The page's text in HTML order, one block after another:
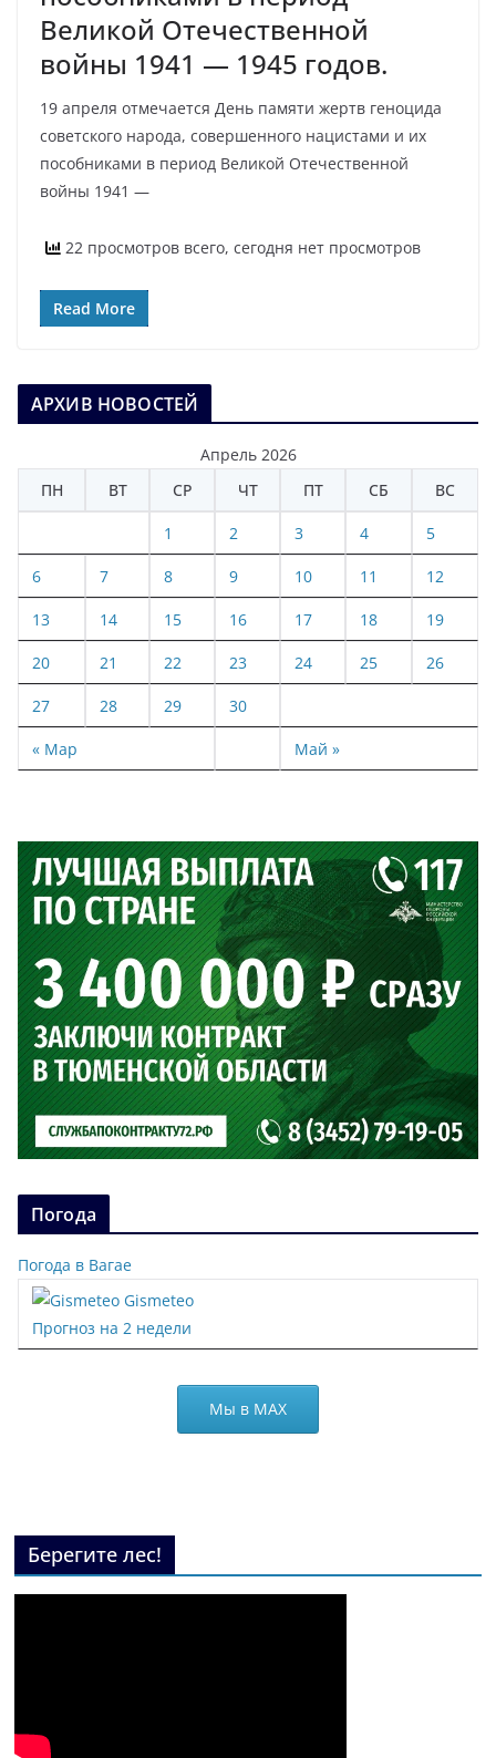
Великой Отечественной
войны 1941 — 1945 годов.
19 апреля отмечается День памяти жертв геноцида
советского народа, совершенного нацистами и их
пособниками в период Великой Отечественной
войны 1941 —
22 просмотров всего, сегодня нет просмотров
Read More
АРХИВ НОВОСТЕЙ
Апрель 2026
ПН
ВТ СР ЧТ ПТ СБ ВС
« Мар Май »
1 2 3 4 5
6 7 8 9 10 11 12
13 14 15 16 17 18 19
20 21 22 23 24 25 26
27 28 29 30
Погода
Погода в Вагае
Gismeteo
Прогноз на 2 недели
Мы в МАХ
Берегите лес!